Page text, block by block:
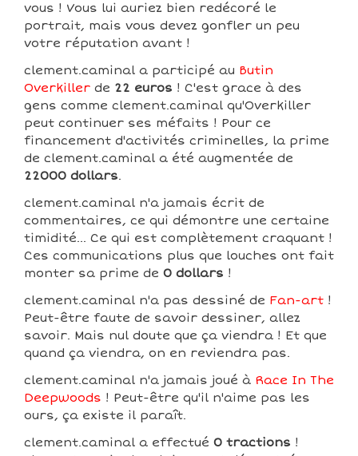
vous ! Vous lui auriez bien redécoré le
portrait, mais vous devez gonfler un peu
votre réputation avant !
clement.caminal a participé au Butin
Overkiller de 22 euros ! C'est grace à des
gens comme clement.caminal qu'Overkiller
peut continuer ses méfaits ! Pour ce
financement d'activités criminelles, la prime
de clement.caminal a été augmentée de
22000 dollars.
clement.caminal n'a jamais écrit de
commentaires, ce qui démontre une certaine
timidité... Ce qui est complètement craquant !
Ces communications plus que louches ont fait
monter sa prime de 0 dollars !
clement.caminal n'a pas dessiné de Fan-art !
Peut-être faute de savoir dessiner, allez
savoir. Mais nul doute que ça viendra ! Et que
quand ça viendra, on en reviendra pas.
clement.caminal n'a jamais joué à Race In The
Deepwoods ! Peut-être qu'il n'aime pas les
ours, ça existe il paraît.
clement.caminal a effectué 0 tractions !